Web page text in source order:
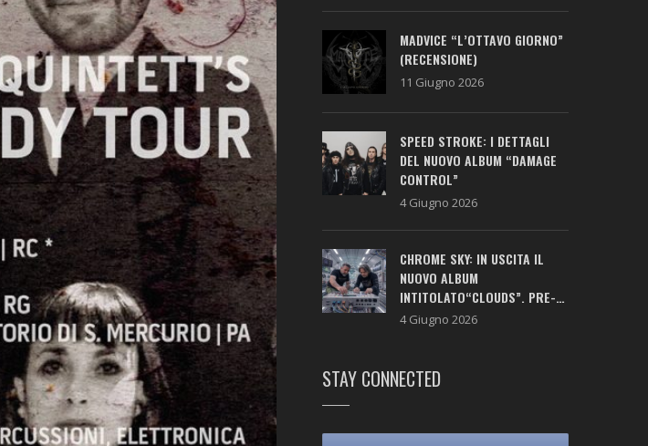
MADVICE “L’OTTAVO GIORNO”
(RECENSIONE)
11 Giugno 2026
SPEED STROKE: I DETTAGLI
DEL NUOVO ALBUM “DAMAGE
CONTROL”
4 Giugno 2026
CHROME SKY: IN USCITA IL
NUOVO ALBUM
INTITOLATO“CLOUDS”. PRE-
SAVE ATTIVO!
4 Giugno 2026
STAY CONNECTED